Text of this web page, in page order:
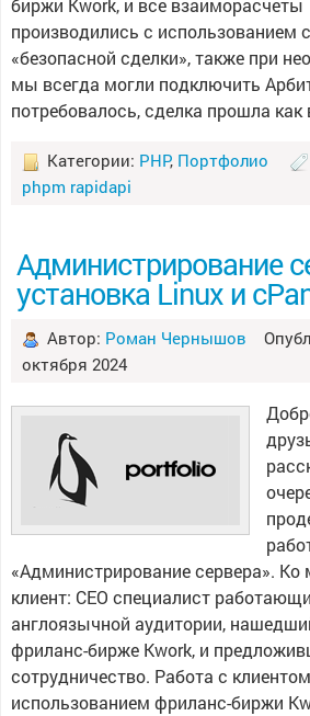
биржи Kwork, и все взаиморасчеты
производились с использованием
«безопасной сделки», также при
мы всегда могли подключить
потребовалось, сделка прошла как
Категории: PHP, Портфолио
phpm rapidapi
Администрирование
установка Linux и
Автор: Роман Чернышов
октября 2024
«Администрирование сервера». Ко
клиент: СЕО специалист
англоязычной аудитории,
фриланс-бирже Kwork, и
сотрудничество. Работа с
использованием фриланс-биржи